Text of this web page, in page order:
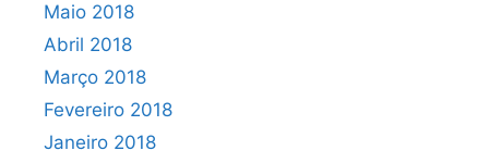
Maio 2018
Abril 2018
Março 2018
Fevereiro 2018
Janeiro 2018